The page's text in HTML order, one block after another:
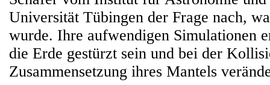
Universität Tübingen der Frage nach,
wurde. Ihre aufwendigen Simulationen
die Erde gestürzt sein und bei der
Zusammensetzung ihres Mantels